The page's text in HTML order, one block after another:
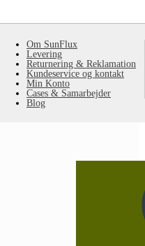
Om SunFlux
Levering
Returnering & Reklamation
Kundeservice og kontakt
Min Konto
Cases & Samarbejder
Blog